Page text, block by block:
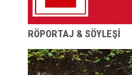
RÖPORTAJ & SÖYLEŞİ